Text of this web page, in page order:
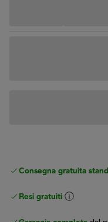
Consegna gratuita
Resi gratuiti